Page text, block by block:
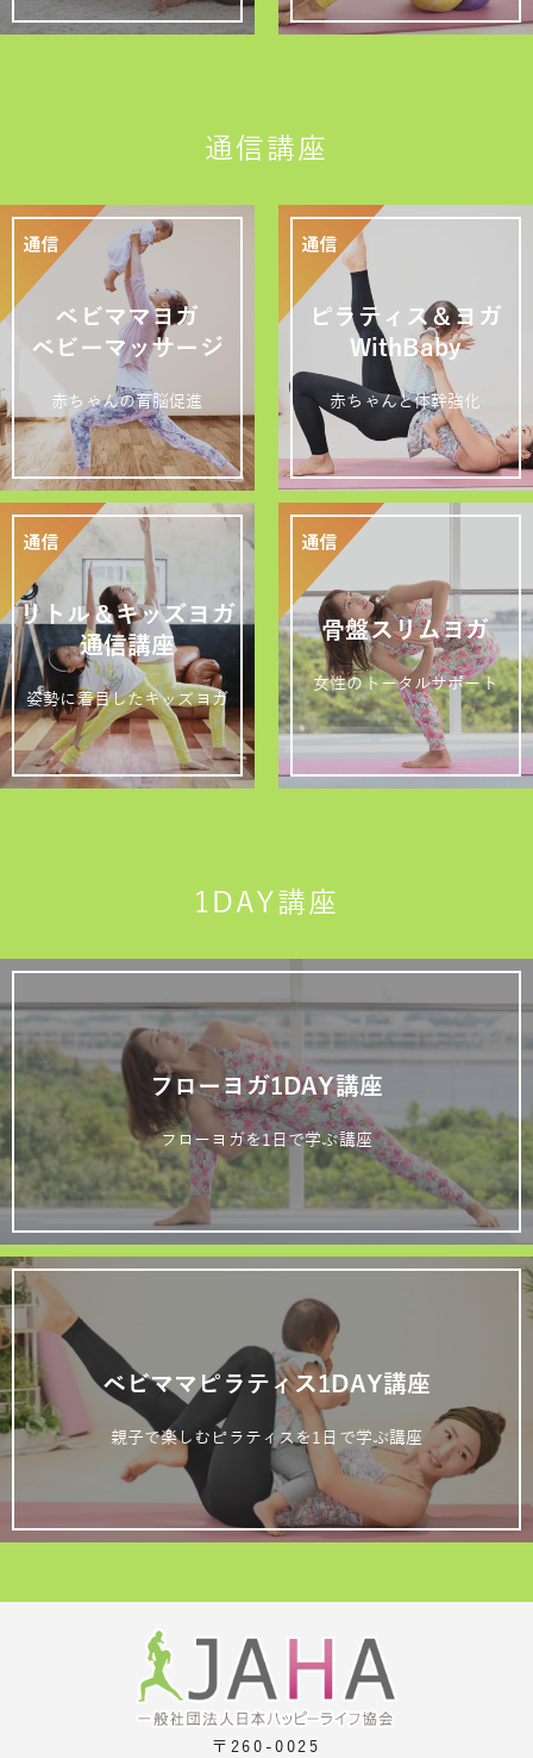
通信講座
ベビママヨガ
ベビーマッサージ
赤ちゃんの育脳促進
ピラティス＆ヨガ
WithBaby
赤ちゃんと体幹強化
リトル＆キッズヨガ
通信講座
姿勢に着目したキッズヨガ
骨盤スリムヨガ
女性のトータルサポート
1DAY講座
フローヨガ1DAY講座
フローヨガを1日で学ぶ講座
ベビママピラティス1DAY講座
親子で楽しむピラティスを1日で学ぶ講座
〒260-0025